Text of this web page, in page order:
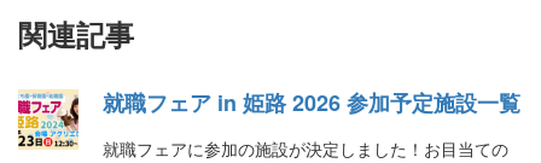
関連記事
就職フェア in 姫路 2026 参加予定施設一覧
就職フェアに参加の施設が決定しました！お目当ての